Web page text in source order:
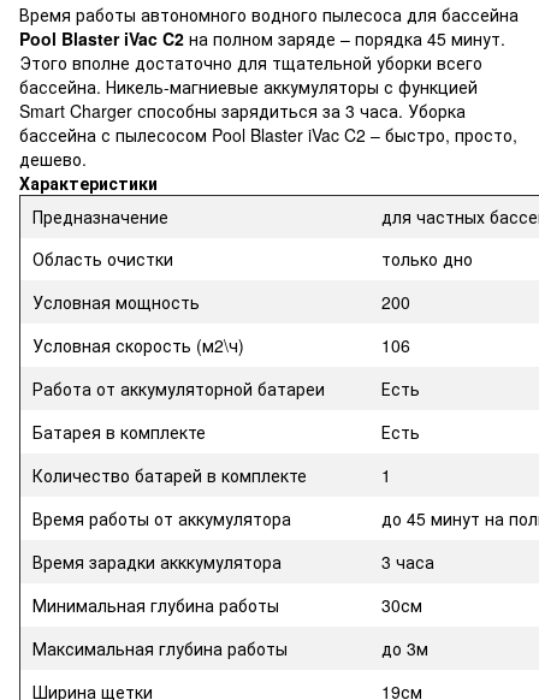
Время работы автономного водного пылесоса для бассейна
Pool Blaster iVac C2 на полном заряде – порядка 45 минут.
Этого вполне достаточно для тщательной уборки всего
бассейна. Никель-магниевые аккумуляторы с функцией
Smart Charger способны зарядиться за 3 часа. Уборка
бассейна с пылесосом Pool Blaster iVac C2 – быстро, просто,
дешево.
Характеристики
Предназначение
для частных
Область очистки
только дно
Условная мощность
200
Условная скорость (м2\ч)
106
Работа от аккумуляторной батареи
Есть
Батарея в комплекте
Есть
Количество батарей в комплекте
1
Время работы от аккумулятора
до 45 минут на
Время зарадки акккумулятора
3 часа
Минимальная глубина работы
30см
Максимальная глубина работы
до 3м
Ширина щетки
19см